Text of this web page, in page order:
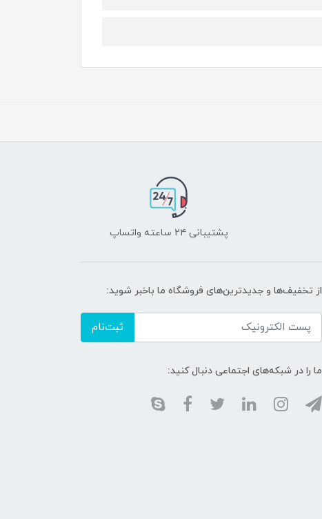
پشتیبانی ۲۴ ساعته واتساپ
از تخفیف‌ها و جدیدترین‌های فروشگاه ما باخبر شوید:
ثبت‌نام
ما را در شبکه‌های اجتماعی دنبال کنید: